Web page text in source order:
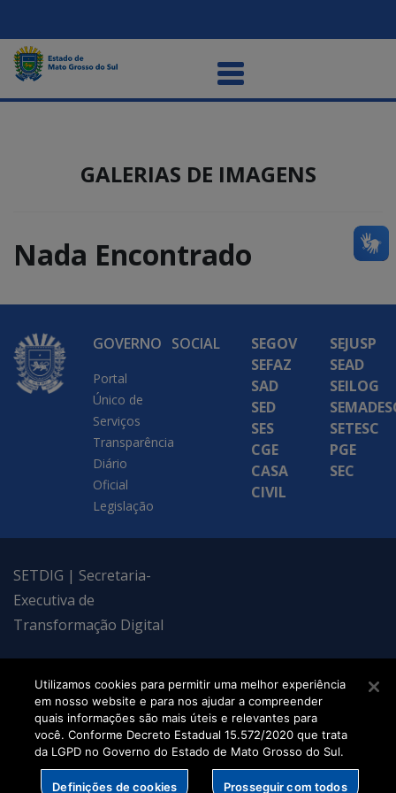
GALERIAS DE IMAGENS
Nada Encontrado
GOVERNO
Portal
Único de
Serviços
Transparência
Diário
Oficial
Legislação
SOCIAL
SEGOV
SEFAZ
SAD
SED
SES
CGE
CASA
CIVIL
SEJUSP
SEAD
SEILOG
SETESC
PGE
SEC
SETDIG | Secretaria-
Executiva de
Transformação Digital
Utilizamos cookies para permitir uma melhor experiência
em nosso website e para nos ajudar a compreender
quais informações são mais úteis e relevantes para
você. Conforme Decreto Estadual 15.572/2020 que trata
da LGPD no Governo do Estado de Mato Grosso do Sul.
Definições de cookies Prosseguir com todos